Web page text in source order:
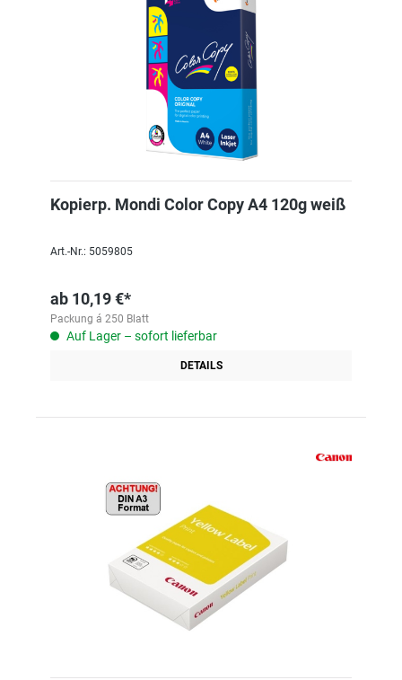
Kopierp. Mondi Color Copy A4 120g weiß
Art.-Nr.: 5059805
ab 10,19 €*
Packung á 250 Blatt
Auf Lager – sofort lieferbar
DETAILS